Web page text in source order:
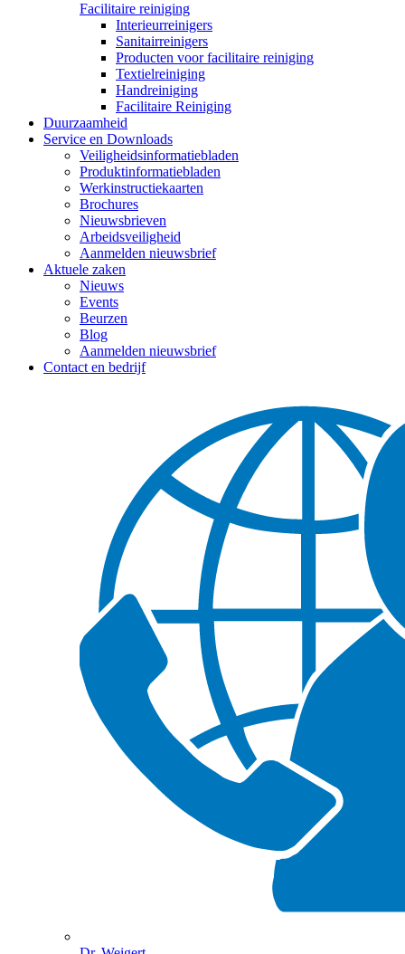
Facilitaire reiniging
Interieurreinigers
Sanitairreinigers
Producten voor facilitaire reiniging
Textielreiniging
Handreiniging
Facilitaire Reiniging
Duurzaamheid
Service en Downloads
Veiligheidsinformatiebladen
Produktinformatiebladen
Werkinstructiekaarten
Brochures
Nieuwsbrieven
Arbeidsveiligheid
Aanmelden nieuwsbrief
Aktuele zaken
Nieuws
Events
Beurzen
Blog
Aanmelden nieuwsbrief
Contact en bedrijf